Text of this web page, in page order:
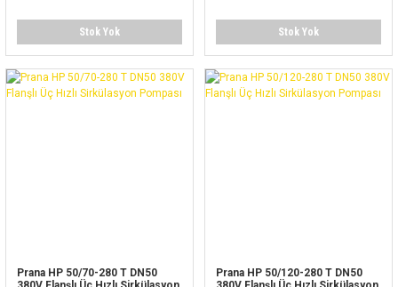
Stok Yok Stok Yok
Prana HP 50/70-280 T DN50
Prana HP 50/120-280 T DN50